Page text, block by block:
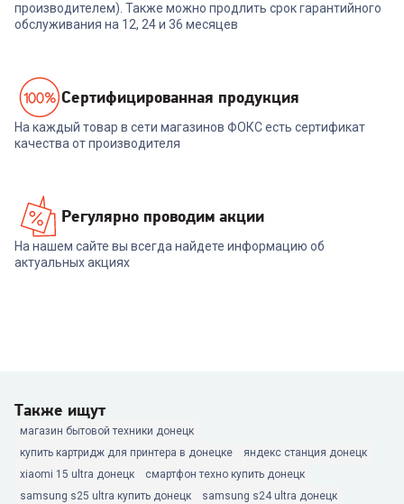
производителем). Также можно продлить срок гарантийного
обслуживания на 12, 24 и 36 месяцев
Cертифицированная продукция
На каждый товар в сети магазинов ФОКС есть сертификат
качества от производителя
Регулярно проводим акции
На нашем сайте вы всегда найдете информацию об
актуальных акциях
Также ищут
магазин бытовой техники донецк
купить картридж для принтера в донецке
яндекс станция донецк
xiaomi 15 ultra донецк
смартфон техно купить донецк
samsung s25 ultra купить донецк
samsung s24 ultra донецк